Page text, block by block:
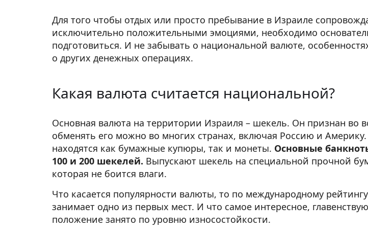
Для того чтобы отдых или просто пребывание в Израиле
исключительно положительными эмоциями, необходимо
подготовиться. И не забывать о национальной валюте,
о других денежных операциях.
Какая валюта считается национальной?
Основная валюта на территории Израиля – шекель. Он признан во
обменять его можно во многих странах, включая Россию и
находятся как бумажные купюры, так и монеты. Основные
100 и 200 шекелей. Выпускают шекель на специальной прочной
которая не боится влаги.
Что касается популярности валюты, то по международному
занимает одно из первых мест. И что самое интересное,
положение занято по уровню износостойкости.